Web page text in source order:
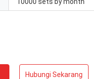
Hubungi Sekarang